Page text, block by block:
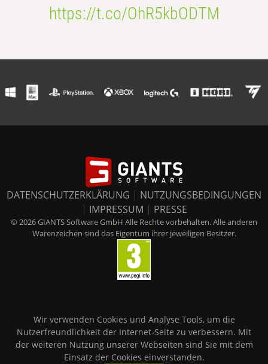
https://t.co/OhR5kbODTM
DATENSCHUTZERKLÄRUNG | NUTZUNGSBEDINGUNGEN
| IMPRESSUM | PRESSE
© 2026 GIANTS Software GmbH Alle Rechte vorbehalten. Alle anderen
Warenzeichen sind das Eigentum ihrer jeweiligen Besitzer.
Wir verwenden Cookies und Analyse Tools, um die
Nutzerfreundlichkeit der Internet-Seite zu verbessern. Mit
der weiteren Nutzung unserer Webseiten sind Sie mit dem
Einsatz der Cookies einverstanden.